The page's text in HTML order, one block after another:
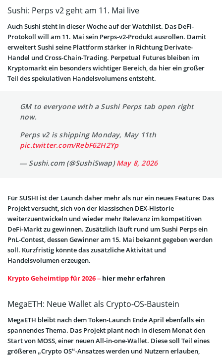
Sushi: Perps v2 geht am 11. Mai live
Auch Sushi steht in dieser Woche auf der Watchlist. Das DeFi-
Protokoll will am 11. Mai sein Perps-v2-Produkt ausrollen. Damit
erweitert Sushi seine Plattform stärker in Richtung Derivate-
Handel und Cross-Chain-Trading. Perpetual Futures bleiben im
Kryptomarkt ein besonders wichtiger Bereich, da hier ein großer
Teil des spekulativen Handelsvolumens entsteht.
GM to everyone with a Sushi Perps tab open right
now.
Perps v2 is shipping Monday, May 11th
pic.twitter.com/RebF62H2Yp
— Sushi.com (@SushiSwap)May 8, 2026
Für SUSHI ist der Launch daher mehr als nur ein neues Feature: Das
Projekt versucht, sich von der klassischen DEX-Historie
weiterzuentwickeln und wieder mehr Relevanz im kompetitiven
DeFi-Markt zu gewinnen. Zusätzlich läuft rund um Sushi Perps ein
PnL-Contest, dessen Gewinner am 15. Mai bekannt gegeben werden
soll. Kurzfristig könnte das zusätzliche Aktivität und
Handelsvolumen erzeugen.
Krypto Geheimtipp für 2026 – hier mehr erfahren
MegaETH: Neue Wallet als Crypto-OS-Baustein
MegaETH bleibt nach dem Token-Launch Ende April ebenfalls ein
spannendes Thema. Das Projekt plant noch in diesem Monat den
Start von MOSS, einer neuen All-in-one-Wallet. Diese soll Teil eines
größeren „Crypto OS“-Ansatzes werden und Nutzern erlauben,